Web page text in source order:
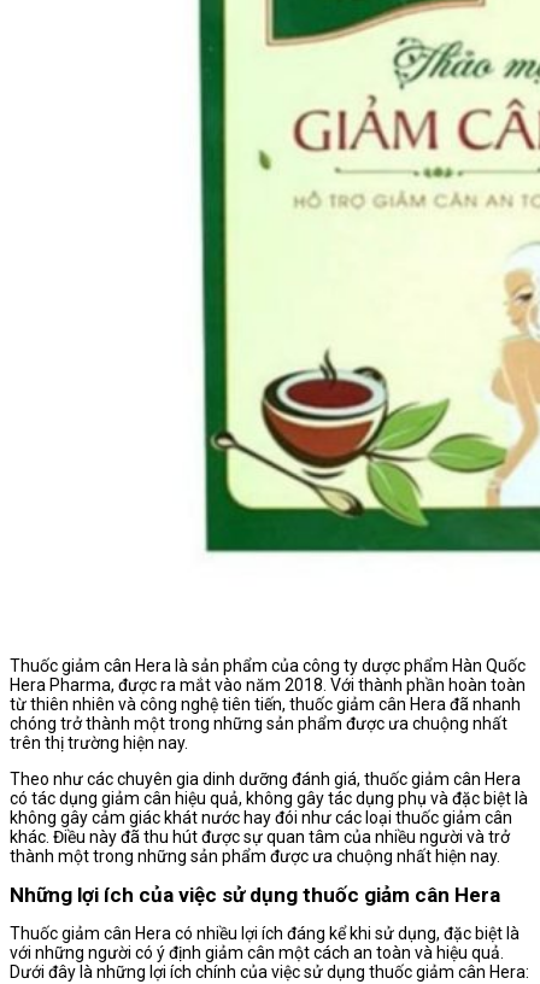
Thuốc giảm cân Hera là sản phẩm của công ty dược phẩm Hàn Quốc
Hera Pharma, được ra mắt vào năm 2018. Với thành phần hoàn toàn
từ thiên nhiên và công nghệ tiên tiến, thuốc giảm cân Hera đã nhanh
chóng trở thành một trong những sản phẩm được ưa chuộng nhất
trên thị trường hiện nay.
Theo như các chuyên gia dinh dưỡng đánh giá, thuốc giảm cân Hera
có tác dụng giảm cân hiệu quả, không gây tác dụng phụ và đặc biệt là
không gây cảm giác khát nước hay đói như các loại thuốc giảm cân
khác. Điều này đã thu hút được sự quan tâm của nhiều người và trở
thành một trong những sản phẩm được ưa chuộng nhất hiện nay.
Những lợi ích của việc sử dụng thuốc giảm cân Hera
Thuốc giảm cân Hera có nhiều lợi ích đáng kể khi sử dụng, đặc biệt là
với những người có ý định giảm cân một cách an toàn và hiệu quả.
Dưới đây là những lợi ích chính của việc sử dụng thuốc giảm cân Hera: